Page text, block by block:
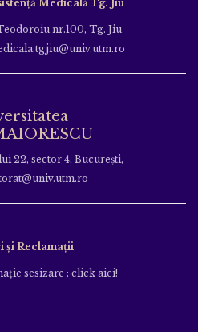
Medicală Tg. Jiu
nr.100, Tg. Jiu
22, sector 4, București,
și Reclamații
sesizare : click aici!